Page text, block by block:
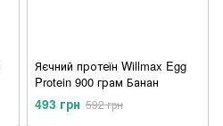
Яєчний протеїн Willmax Egg
Protein 900 грам Банан
493 грн 592 грн